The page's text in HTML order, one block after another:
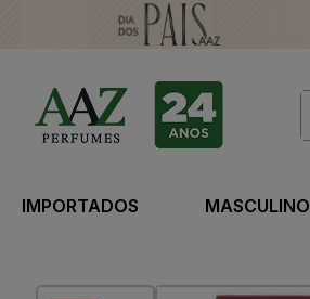
IMPORTADOS MASCULINO